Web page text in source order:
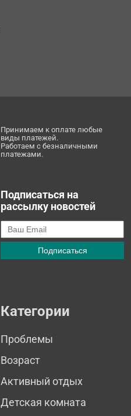
Принимаем к оплате любые
виды платежей.
Работаем с безналичными
платежами.
Подписаться на
рассылку новостей
Категории
Проблемы
Возраст
Активный отдых
Детская комната